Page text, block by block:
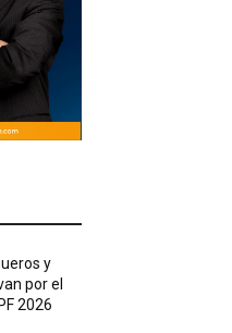
y
por el
2026